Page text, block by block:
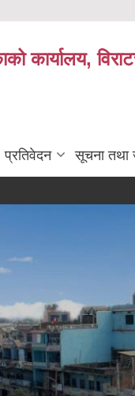
कार्यालय,
प्रतिवेदन सूचना तथा